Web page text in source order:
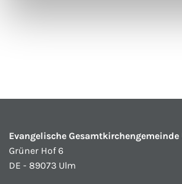
Evangelische Gesamtkirchengemeinde
Grüner Hof 6
DE - 89073 Ulm